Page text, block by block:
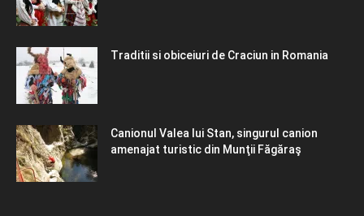
Traditii si obiceiuri de Craciun in Romania
Canionul Valea lui Stan, singurul canion
amenajat turistic din Munţii Făgăraş